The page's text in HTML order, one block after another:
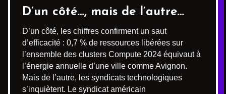
D’un côté…, mais de l’autre…
D’un côté, les chiffres confirment un saut
d’efficacité : 0,7 % de ressources libérées sur
l’ensemble des clusters Compute 2024 équivaut à
l’énergie annuelle d’une ville comme Avignon.
Mais de l’autre, les syndicats technologiques
s’inquiètent. Le syndicat américain